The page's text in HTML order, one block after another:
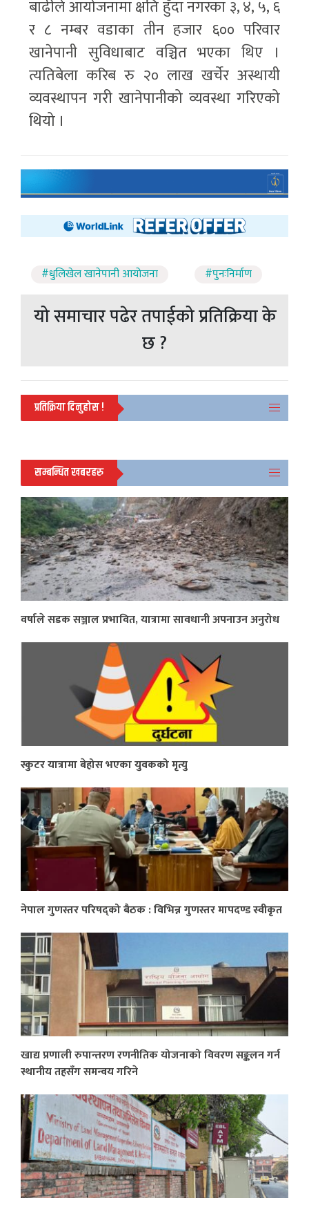
बाढीले आयोजनामा क्षति हुँदा नगरका ३, ४, ५, ६
र ८ नम्बर वडाका तीन हजार ६०० परिवार
खानेपानी सुविधाबाट वञ्चित भएका थिए ।
त्यतिबेला करिब रु २० लाख खर्चेर अस्थायी
व्यवस्थापन गरी खानेपानीको व्यवस्था गरिएको
थियो ।
#धुलिखेल खानेपानी आयोजना #पुनःनिर्माण
यो समाचार पढेर तपाईको प्रतिक्रिया के
छ ?
प्रतिक्रिया दिनुहोस !
सम्बन्धित खबरहरु
वर्षाले सडक सञ्जाल प्रभावित, यात्रामा सावधानी अपनाउन अनुरोध
स्कुटर यात्रामा बेहोस भएका युवकको मृत्यु
नेपाल गुणस्तर परिषद्को बैठक : विभिन्न गुणस्तर मापदण्ड स्वीकृत
खाद्य प्रणाली रुपान्तरण रणनीतिक योजनाको विवरण सङ्कलन गर्न
स्थानीय तहसँग समन्वय गरिने